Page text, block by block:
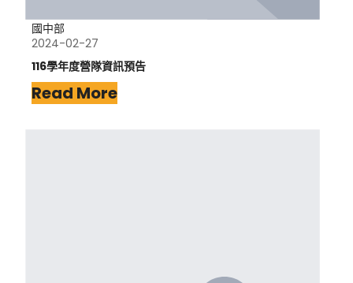
國中部
2024-02-27
116學年度營隊資訊預告
Read More